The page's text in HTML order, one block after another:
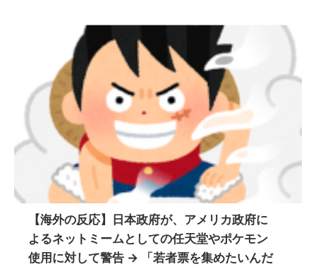
【海外の反応】日本政府が、アメリカ政府に
よるネットミームとしての任天堂やポケモン
使用に対して警告 → 「若者票を集めたいんだ